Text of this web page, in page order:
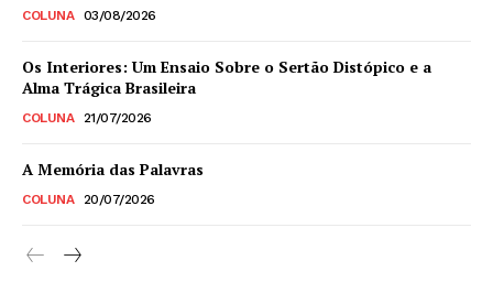
COLUNA 03/08/2026
Os Interiores: Um Ensaio Sobre o Sertão Distópico e a
Alma Trágica Brasileira
COLUNA 21/07/2026
A Memória das Palavras
COLUNA 20/07/2026